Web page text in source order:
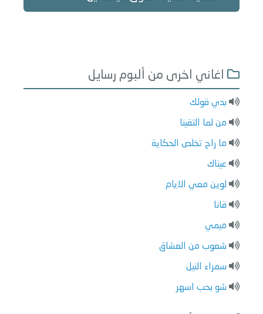
اغاني اخرى من ألبوم رسايل
بدي قولك
من لما التقينا
ما راح تخلص الحكاية
عيناك
لوين معي الايام
قانا
ميمي
شعوب من العشاق
سمراء النيل
شو بحب اسهر